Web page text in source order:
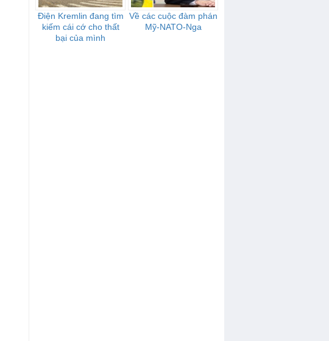
Điện Kremlin đang tìm
kiếm cái cớ cho thất
bại của mình
Về các cuộc đàm phán
Mỹ-NATO-Nga